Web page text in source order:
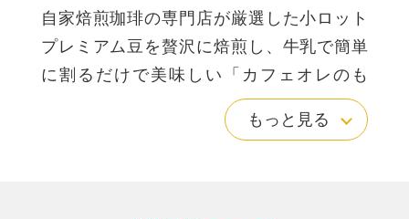
自家焙煎珈琲の専門店が厳選した小ロット
プレミアム豆を贅沢に焙煎し、牛乳で簡単
に割るだけで美味しい「カフェオレのも
もっと見る